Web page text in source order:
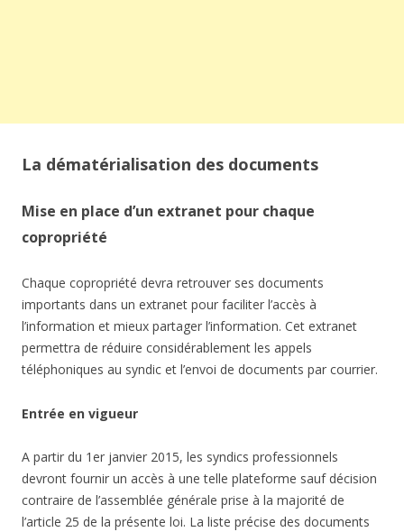
La dématérialisation des documents
Mise en place d’un extranet pour chaque
copropriété
Chaque copropriété devra retrouver ses documents
importants dans un extranet pour faciliter l’accès à
l’information et mieux partager l’information. Cet extranet
permettra de réduire considérablement les appels
téléphoniques au syndic et l’envoi de documents par courrier.
Entrée en vigueur
A partir du 1er janvier 2015, les syndics professionnels
devront fournir un accès à une telle plateforme sauf décision
contraire de l’assemblée générale prise à la majorité de
l’article 25 de la présente loi. La liste précise des documents